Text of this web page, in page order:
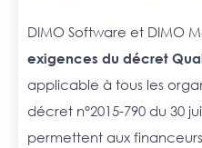
DIMO Software et DIMO
exigences du décret
applicable à tous les
décret n°2015-790 du 30
permettent aux